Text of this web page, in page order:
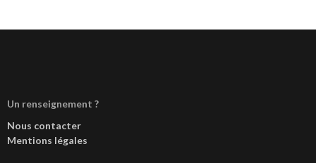
Un renseignement ?
Nous contacter
Mentions légales